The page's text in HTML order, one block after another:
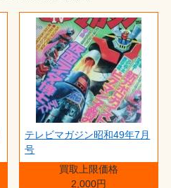
テレビマガジン昭和49年7月
号
買取上限価格
2,000円